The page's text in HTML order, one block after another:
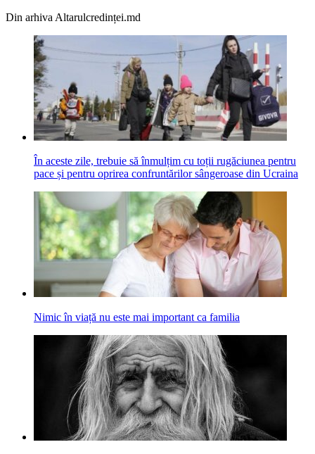
Din arhiva Altarulcredinței.md
În aceste zile, trebuie să înmulțim cu toții rugăciunea pentru
pace și pentru oprirea confruntărilor sângeroase din Ucraina
Nimic în viață nu este mai important ca familia